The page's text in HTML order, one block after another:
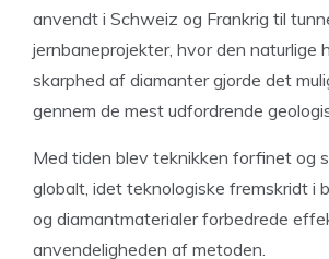
anvendt i Schweiz og Frankrig til
jernbaneprojekter, hvor den naturlige
skarphed af diamanter gjorde det
gennem de mest udfordrende
Med tiden blev teknikken forfinet og
globalt, idet teknologiske fremskridt i
og diamantmaterialer forbedrede
anvendeligheden af metoden.